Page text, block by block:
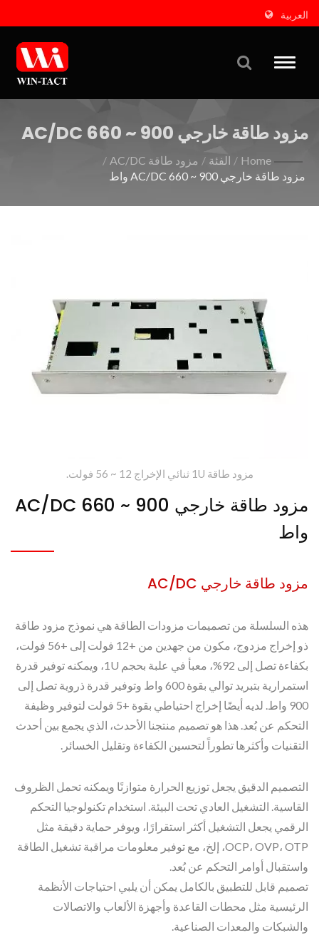
العربية
Toggle
مزود طاقة خارجي AC/DC 660 ~ 900
واط Home
/ الفئة / مزود طاقة AC/DC
/
مزود طاقة خارجي AC/DC 660 ~ 900 واط
مزود طاقة 1U ثنائي الإخراج 12 ~ 56 فولت.
مزود طاقة خارجي AC/DC 660 ~ 900
واط
مزود طاقة خارجي AC/DC
هذه السلسلة من تصميمات مزودات الطاقة هي نموذج مزود طاقة
ذو إخراج مزدوج، مكون من جهدين من +12 فولت إلى +56 فولت،
بكفاءة تصل إلى 92%، معبأ في علبة بحجم 1U، ويمكنه توفير قدرة
استمرارية بتبريد توالي بقوة 600 واط وتوفير قدرة ذروية تصل إلى
900 واط. لديه أيضًا إخراج احتياطي بقوة +5 فولت لتوفير وظيفة
التحكم عن بُعد. هذا هو تصميم منتجنا الأحدث، الذي يجمع بين أحدث
التقنيات وأكثرها تطوراً لتحسين الكفاءة وتقليل الخسائر.
التصميم الدقيق يجعل توزيع الحرارة متوازنًا ويمكنه تحمل الظروف
القاسية. التشغيل العادي تحت البيئة. استخدام تكنولوجيا التحكم
الرقمي يجعل التشغيل أكثر استقرارًا، ويوفر حماية دقيقة مثل
OCP، OVP، OTP، إلخ، مع توفير معلومات مراقبة تشغيل الطاقة
واستقبال أوامر التحكم عن بُعد.
تصميم قابل للتطبيق بالكامل يمكن أن يلبي احتياجات الأنظمة
الرئيسية مثل محطات القاعدة وأجهزة الألعاب والاتصالات
والشبكات والمعدات الصناعية.